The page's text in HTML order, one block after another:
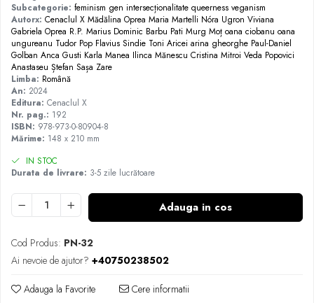
Subcategorie: feminism gen intersecționalitate queerness veganism
Autorx: Cenaclul X Mădălina Oprea Maria Martelli Nóra Ugron Viviana
Gabriela Oprea R.P. Marius Dominic Barbu Pati Murg Moț oana ciobanu oana
ungureanu Tudor Pop Flavius Sindie Toni Aricei arina gheorghe Paul-Daniel
Golban Anca Gusti Karla Manea Ilinca Mănescu Cristina Mitroi Veda Popovici
Anastaseu Ștefan Sașa Zare
Limba: Română
An: 2024
Editura: Cenaclul X
Nr. pag.: 192
ISBN: 978-973-0-80904-8
Mărime: 148 x 210 mm
IN STOC
Durata de livrare: 3-5 zile lucrătoare
Adauga in cos
Cod Produs: PN-32
Ai nevoie de ajutor? +40750238502
Adauga la Favorite Cere informatii